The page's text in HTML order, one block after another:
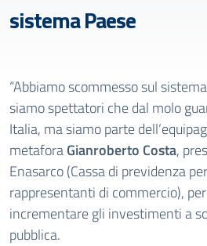
sistema Paese
“Abbiamo scommesso sul
siamo spettatori che dal molo
Italia, ma siamo parte
metaforaGianroberto Costa,
Enasarco (Cassa di previdenza
rappresentanti di commercio),
incrementare gli investimenti a
pubblica.